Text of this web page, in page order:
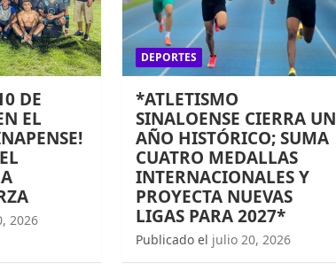
DE
EL
2026
DEPORTES
*ATLETISMO
SINALOENSE CIERRA UN
AÑO HISTÓRICO; SUMA
CUATRO MEDALLAS
INTERNACIONALES Y
PROYECTA NUEVAS
LIGAS PARA 2027*
Publicado el julio 20, 2026